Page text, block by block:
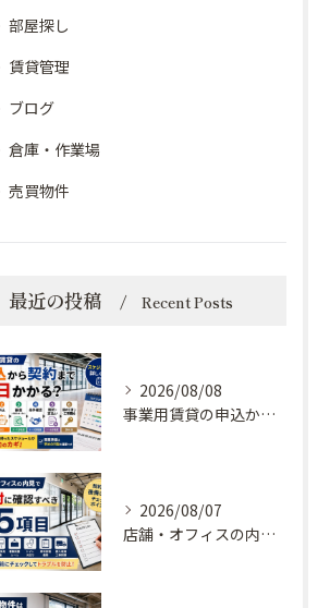
部屋探し
賃貸管理
ブログ
倉庫・作業場
売買物件
最近の投稿 Recent Posts
2026/08/08
事業用賃貸の申込から契約まで何日かかる？スケジュールを詳しく解説
2026/08/07
店舗・オフィスの内見で絶対に確認すべき15項目｜契約後に後悔しないチェックポイント